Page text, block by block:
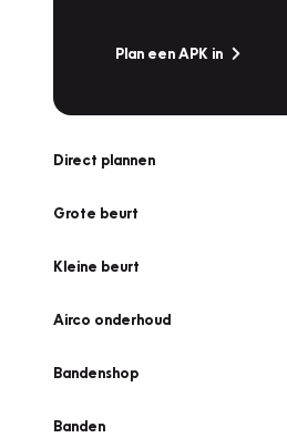
Plan een APK in
Direct plannen
Grote beurt
Kleine beurt
Airco onderhoud
Bandenshop
Banden